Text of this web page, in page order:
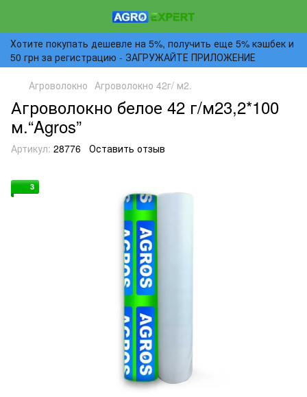
Хотите покупать дешевле на 5%, получить еще 5% кэшбек и
50 грн за регистрацию - ЗАГРУЖАЙТЕ ПРИЛОЖЕНИЕ
Агроволокно Агроволокно 42г/ м2.
Агроволокно белое 42 г/м23,2*100
м.“Agros”
Артикул: 28776 Оставить отзыв
3